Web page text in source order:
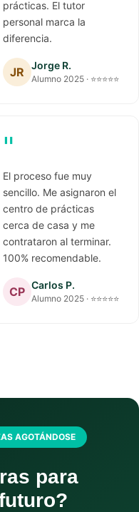
prácticas. El tutor
personal marca la
diferencia.
JR Jorge R.
Alumno 2025 · ⭐⭐⭐⭐⭐
"
El proceso fue muy
sencillo. Me asignaron el
centro de prácticas
cerca de casa y me
contrataron al terminar.
100% recomendable.
CP Carlos P.
Alumno 2025 · ⭐⭐⭐⭐⭐
AGOTÁNDOSE
para